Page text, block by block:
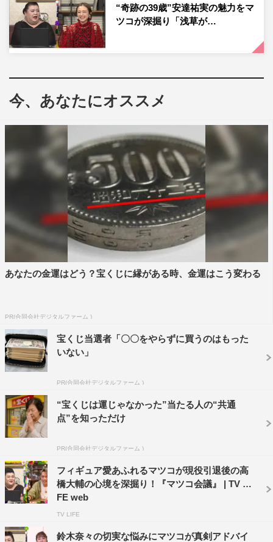
で…」と腸内細菌の働きに関して熱く語りだす。
友人であるラグビー日本代表の松島幸太朗選手をはじめ、
これまでに750人以上のアスリートたちからうんちを採取
てる。医療も変わるわよ」とトップアスリートの第二の人
生を応援する。
『マツコ会議』
日本テレビ系
2021年10月9日（土）後11・00～11・30
この記事の写真
マツコ・デラックス
“奇跡の39歳”安達祐実の魅力をマ
ツコが深掘り「浅草が…
今、あなたにオススメ
あなたの金運はどう？宝くじに縁がある時、金運はこう変わる
PR(合同会社デジタルファーム )
宝くじ当選者「〇〇をやらずに買うのはもった
いない」
PR(合同会社デジタルファーム )
“宝くじは運じゃなかった”当たる人の“共通
点”を知っただけ
PR(合同会社デジタルファーム )
フィギュア愛あふれるマツコが現役引退後の高
橋大輔の心境を深掘り！『マツコ会議』 | TV LI
FE web
TV LIFE
鈴木奈々の切実な悩みにマツコが真剣アドバイ